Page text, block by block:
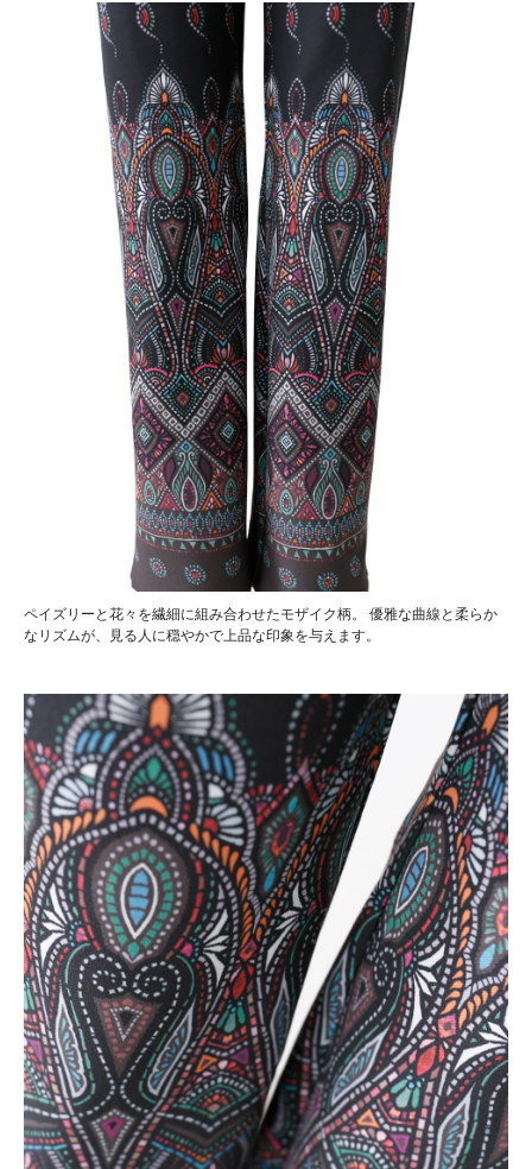
ペイズリーと花々を繊細に組み合わせたモザイク柄。 優雅な曲線と柔らか
なリズムが、見る人に穏やかで上品な印象を与えます。